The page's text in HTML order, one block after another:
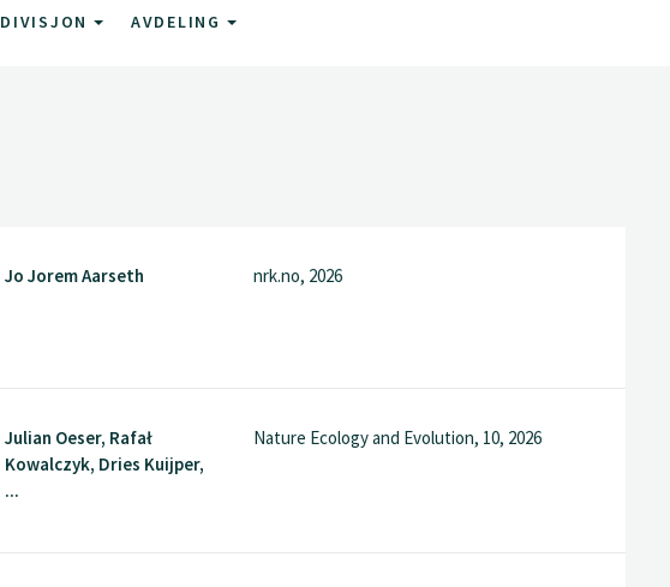
DIVISJON AVDELING
Jo Jorem Aarseth nrk.no, 2026
Julian Oeser, Rafał
Kowalczyk, Dries Kuijper,
...
Nature Ecology and Evolution, 10, 2026